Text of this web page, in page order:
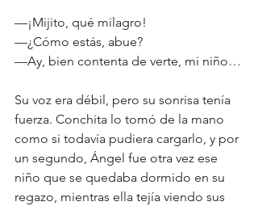
—¡Mijito, qué milagro!
—¿Cómo estás, abue?
—Ay, bien contenta de verte, mi niño…
Su voz era débil, pero su sonrisa tenía
fuerza. Conchita lo tomó de la mano
como si todavía pudiera cargarlo, y por
un segundo, Ángel fue otra vez ese
niño que se quedaba dormido en su
regazo, mientras ella tejía viendo sus